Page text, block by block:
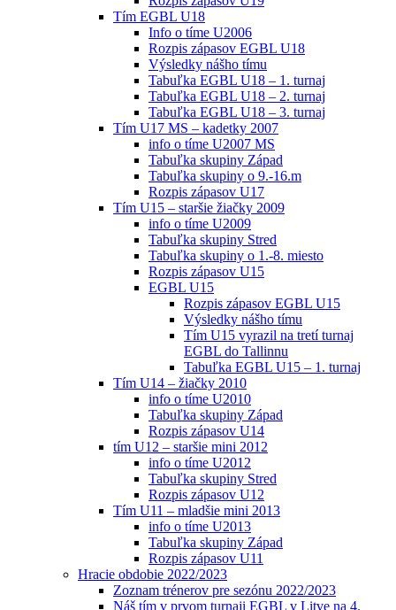
Tím EGBL U18
Info o tíme U2006
Rozpis zápasov EGBL U18
Výsledky nášho tímu
Tabuľka EGBL U18 – 1. turnaj
Tabuľka EGBL U18 – 2. turnaj
Tabuľka EGBL U18 – 3. turnaj
Tím U17 MS – kadetky 2007
info o tíme U2007 MS
Tabuľka skupiny Západ
Tabuľka skupiny o 9.-16.m
Rozpis zápasov U17
Tím U15 – staršie žiačky 2009
info o tíme U2009
Tabuľka skupiny Stred
Tabuľka skupiny o 1.-8. miesto
Rozpis zápasov U15
EGBL U15
Rozpis zápasov EGBL U15
Výsledky nášho tímu
Tím U15 vyrazil na tretí turnaj
EGBL do Tallinnu
Tabuľka EGBL U15 – 1. turnaj
Tím U14 – žiačky 2010
info o tíme U2010
Tabuľka skupiny Západ
Rozpis zápasov U14
tím U12 – staršie mini 2012
info o tíme U2012
Tabuľka skupiny Stred
Rozpis zápasov U12
Tím U11 – mladšie mini 2013
info o tíme U2013
Tabuľka skupiny Západ
Rozpis zápasov U11
Hracie obdobie 2022/2023
Zoznam trénerov pre sezónu 2022/2023
Náš tím v prvom turnaji EGBL v Litve na 4.